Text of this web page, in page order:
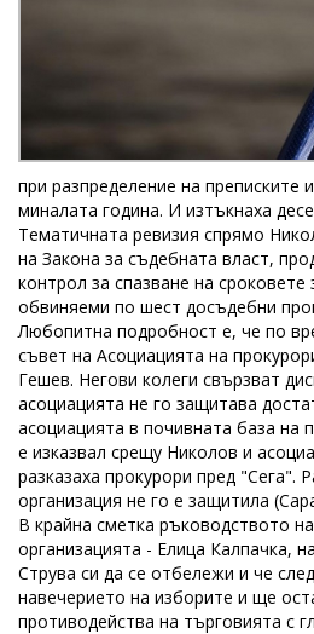
при разпределение на преписките
миналата година. И изтъкнаха
Тематичната ревизия спрямо
на Закона за съдебната власт,
контрол за спазване на
обвиняеми по шест досъдебни
Любопитна подробност е, че по
съвет на Асоциацията на
Гешев. Негови колеги свързват
асоциацията не го защитава
асоциацията в почивната база на
е изказвал срещу Николов и
разказаха прокурори пред "Сега".
организация не го е защитила
В крайна сметка ръководството
организацията - Елица Калпачка,
Струва си да се отбележи и че
навечерието на изборите и ще
противодейства на търговията с